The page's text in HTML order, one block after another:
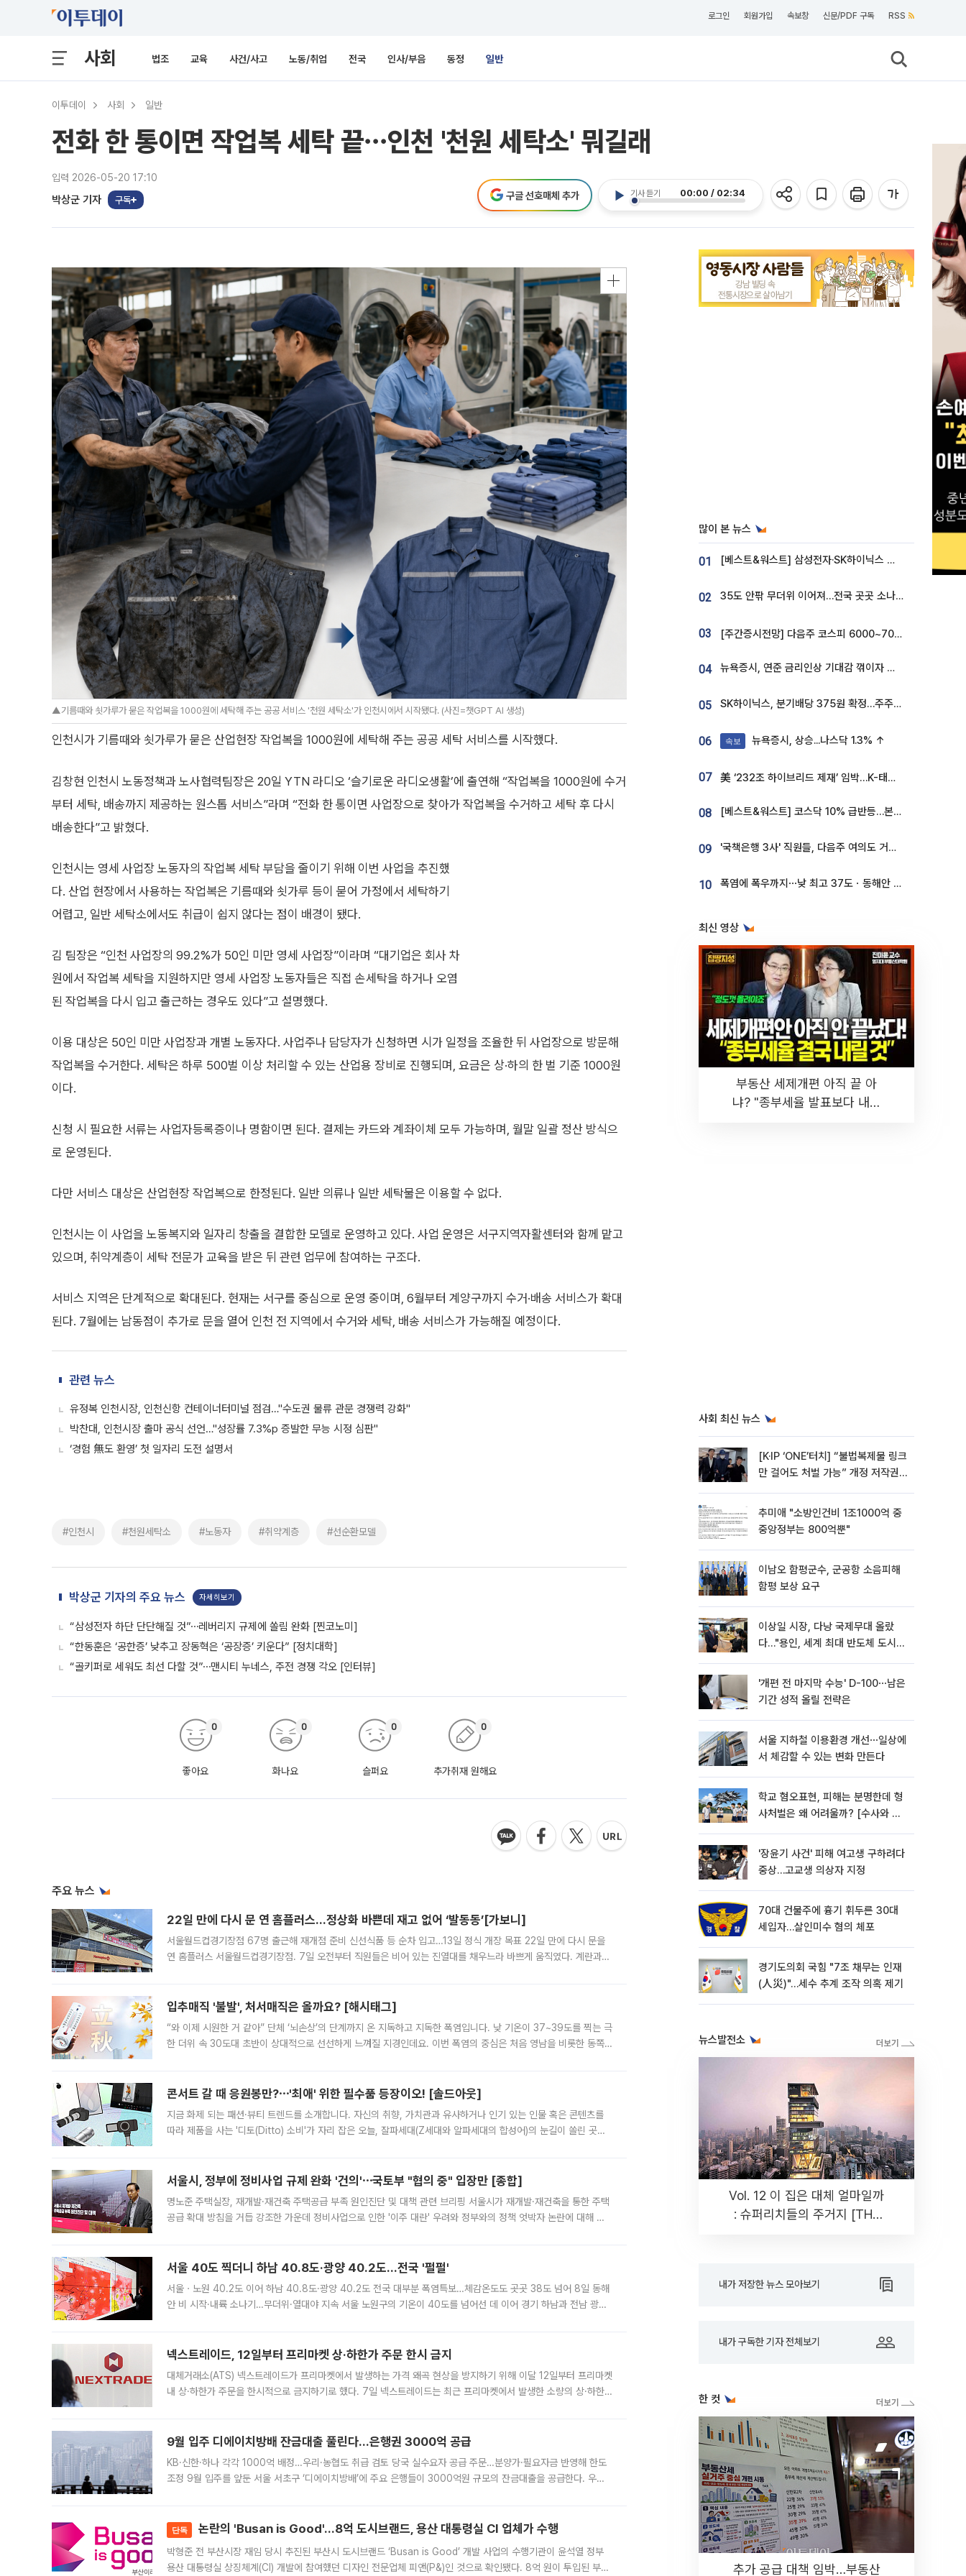
로그인 회원가입 속보창 신문/PDF 구독 RSS
사회 법조 교육 사건/사고 노동/취업 전국 인사/부음 동정 일반
이투데이 사회 일반
전화 한 통이면 작업복 세탁 끝⋯인천 '천원 세탁소' 뭐길래
입력 2026-05-20 17:10
박상군 기자 구독
기사 듣기 00:00 / 02:34
구글 선호매체 추가
▲기름때와 쇳가루가 묻은 작업복을 1000원에 세탁해 주는 공공 서비스 '천원 세탁소'가 인천시에서 시작됐다. (사진=챗GPT AI 생성)
인천시가 기름때와 쇳가루가 묻은 산업현장 작업복을 1000원에 세탁해 주는 공공 세탁 서비스를 시작했다.
김창현 인천시 노동정책과 노사협력팀장은 20일 YTN 라디오 ‘슬기로운 라디오생활’에 출연해 “작업복을 1000원에 수거
부터 세탁, 배송까지 제공하는 원스톱 서비스”라며 “전화 한 통이면 사업장으로 찾아가 작업복을 수거하고 세탁 후 다시
배송한다”고 밝혔다.
인천시는 영세 사업장 노동자의 작업복 세탁 부담을 줄이기 위해 이번 사업을 추진했
다. 산업 현장에서 사용하는 작업복은 기름때와 쇳가루 등이 묻어 가정에서 세탁하기
어렵고, 일반 세탁소에서도 취급이 쉽지 않다는 점이 배경이 됐다.
김 팀장은 “인천 사업장의 99.2%가 50인 미만 영세 사업장”이라며 “대기업은 회사 차
원에서 작업복 세탁을 지원하지만 영세 사업장 노동자들은 직접 손세탁을 하거나 오염
된 작업복을 다시 입고 출근하는 경우도 있다”고 설명했다.
이용 대상은 50인 미만 사업장과 개별 노동자다. 사업주나 담당자가 신청하면 시가 일정을 조율한 뒤 사업장으로 방문해
작업복을 수거한다. 세탁은 하루 500벌 이상 처리할 수 있는 산업용 장비로 진행되며, 요금은 상·하의 한 벌 기준 1000원
이다.
신청 시 필요한 서류는 사업자등록증이나 명함이면 된다. 결제는 카드와 계좌이체 모두 가능하며, 월말 일괄 정산 방식으
로 운영된다.
다만 서비스 대상은 산업현장 작업복으로 한정된다. 일반 의류나 일반 세탁물은 이용할 수 없다.
인천시는 이 사업을 노동복지와 일자리 창출을 결합한 모델로 운영하고 있다. 사업 운영은 서구지역자활센터와 함께 맡고
있으며, 취약계층이 세탁 전문가 교육을 받은 뒤 관련 업무에 참여하는 구조다.
서비스 지역은 단계적으로 확대된다. 현재는 서구를 중심으로 운영 중이며, 6월부터 계양구까지 수거·배송 서비스가 확대
된다. 7월에는 남동점이 추가로 문을 열어 인천 전 지역에서 수거와 세탁, 배송 서비스가 가능해질 예정이다.
관련 뉴스
유정복 인천시장, 인천신항 컨테이너터미널 점검…"수도권 물류 관문 경쟁력 강화"
박찬대, 인천시장 출마 공식 선언…"성장률 7.3%p 증발한 무능 시정 심판"
‘경험 無도 환영’ 첫 일자리 도전 설명서
#인천시 #천원세탁소 #노동자 #취약계층 #선순환모델
박상군 기자의 주요 뉴스 자세히보기
“삼성전자 하단 단단해질 것”⋯레버리지 규제에 쏠림 완화 [찐코노미]
“한동훈은 ‘공한증’ 낮추고 장동혁은 ‘공장증’ 키운다” [정치대학]
“골키퍼로 세워도 최선 다할 것”⋯맨시티 누네스, 주전 경쟁 각오 [인터뷰]
좋아요
0
화나요
0
슬퍼요
0
추가취재 원해요
0
주요 뉴스
22일 만에 다시 문 연 홈플러스…정상화 바쁜데 재고 없어 ‘발동동’[가보니]
서울월드컵경기장점 67명 출근해 재개점 준비 신선식품 등 순차 입고…13일 정식 개장 목표 22일 만에 다시 문을
연 홈플러스 서울월드컵경기장점. 7일 오전부터 직원들은 비어 있는 진열대를 채우느라 바쁘게 움직였다. 계란과
입추매직 '불발', 처서매직은 올까요? [해시태그]
“와 이제 시원한 거 같아” 단체 ‘뇌손상’의 단계까지 온 지독하고 지독한 폭염입니다. 낮 기온이 37~39도를 찍는 극
한 더위 속 30도대 초반이 상대적으로 선선하게 느껴질 지경인데요. 이번 폭염의 중심은 처음 영남을 비롯한 동쪽
콘서트 갈 때 응원봉만?⋯'최애' 위한 필수품 등장이오! [솔드아웃]
지금 화제 되는 패션·뷰티 트렌드를 소개합니다. 자신의 취향, 가치관과 유사하거나 인기 있는 인물 혹은 콘텐츠를
따라 제품을 사는 '디토(Ditto) 소비'가 자리 잡은 오늘, 잘파세대(Z세대와 알파세대의 합성어)의 눈길이 쏠린 곳은
서울시, 정부에 정비사업 규제 완화 '건의'⋯국토부 "협의 중" 입장만 [종합]
명노준 주택실장, 재개발·재건축 주택공급 부족 원인진단 및 대책 관련 브리핑 서울시가 재개발·재건축을 통한 주택
공급 확대 방침을 거듭 강조한 가운데 정비사업으로 인한 '이주 대란' 우려와 정부와의 정책 엇박자 논란에 대해 정
서울 40도 찍더니 하남 40.8도·광양 40.2도…전국 '펄펄'
서울ㆍ노원 40.2도 이어 하남 40.8도·광양 40.2도 전국 대부분 폭염특보…체감온도도 곳곳 38도 넘어 8일 동해
안 비 시작·내륙 소나기…무더위·열대야 지속 서울 노원구의 기온이 40도를 넘어선 데 이어 경기 하남과 전남 광양
넥스트레이드, 12일부터 프리마켓 상·하한가 주문 한시 금지
대체거래소(ATS) 넥스트레이드가 프리마켓에서 발생하는 가격 왜곡 현상을 방지하기 위해 이달 12일부터 프리마켓
내 상·하한가 주문을 한시적으로 금지하기로 했다. 7일 넥스트레이드는 최근 프리마켓에서 발생한 소량의 상·하한
9월 입주 디에이치방배 잔금대출 풀린다…은행권 3000억 공급
KB·신한·하나 각각 1000억 배정…우리·농협도 취급 검토 당국 실수요자 공급 주문…분양가·필요자금 반영해 한도
조정 9월 입주를 앞둔 서울 서초구 ‘디에이치방배’에 주요 은행들이 3000억원 규모의 잔금대출을 공급한다. 우리
단독 논란의 'Busan is Good'…8억 도시브랜드, 용산 대통령실 CI 업체가 수행
박형준 전 부산시장 재임 당시 추진된 부산시 도시브랜드 ‘Busan is Good’ 개발 사업의 수행기관이 윤석열 정부
용산 대통령실 상징체계(CI) 개발에 참여했던 디자인 전문업체 피앤(P&)인 것으로 확인됐다. 8억 원이 투입된 부산
많이 본 뉴스
01 [베스트&워스트] 삼성전자·SK하이닉스 밀린 한 주…상상인증권은 85% 급등
02 35도 안팎 무더위 이어져…전국 곳곳 소나기 [오늘 날씨]
03 [주간증시전망] 다음주 코스피 6000~7000⋯“外人 수급은 정책이 변수”
04 뉴욕증시, 연준 금리인상 기대감 꺾이자 상승...S&P500 사상 최고치 [종합]
05 SK하이닉스, 분기배당 375원 확정…주주환원책 9월로 앞당겨 발표
06 속보 뉴욕증시, 상승...나스닥 1.3% ↑
07 美 ‘232조 하이브리드 제재’ 임박…K-태양광, 불확실성 털고 날개 다나
08 [베스트&워스트] 코스닥 10% 급반등…본느, 최대주주 변경 기대에 270% 폭등
09 '국책은행 3사' 직원들, 다음주 여의도 거리 나서는 까닭은
10 폭염에 폭우까지⋯낮 최고 37도ㆍ동해안 강한 비 [날씨]
최신 영상
부동산 세제개편 아직 끝 아
냐? "종부세율 발표보다 내릴
사회 최신 뉴스
[K·IP ‘ONE’터치] “불법복제물 링크
만 걸어도 처벌 가능” 개정 저작권
추미애 "소방인건비 1조1000억 중
중앙정부는 800억뿐"
이남오 함평군수, 군공항 소음피해
함평 보상 요구
이상일 시장, 다낭 국제무대 올랐
다…"용인, 세계 최대 반도체 도시
'개편 전 마지막 수능' D-100⋯남은
기간 성적 올릴 전략은
서울 지하철 이용환경 개선⋯일상에
서 체감할 수 있는 변화 만든다
학교 혐오표현, 피해는 분명한데 형
사처벌은 왜 어려울까? [수사와 재
'장윤기 사건' 피해 여고생 구하려다
중상…고교생 의상자 지정
70대 건물주에 흉기 휘두른 30대
세입자…살인미수 혐의 체포
경기도의회 국힘 "7조 채무는 인재
(人災)"…세수 추계 조작 의혹 제기
뉴스발전소
Vol. 12 이 집은 대체 얼마일까
: 슈퍼리치들의 주거지 [THE
내가 저장한 뉴스 모아보기
내가 구독한 기자 전체보기
한 컷
추가 공급 대책 임박…부동산